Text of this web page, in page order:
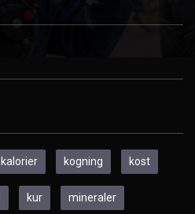
kalorier kogning kost
kur mineraler